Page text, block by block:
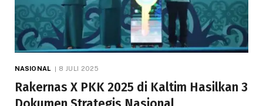
NASIONAL 8 JULI 2025
Rakernas X PKK 2025 di Kaltim Hasilkan 3